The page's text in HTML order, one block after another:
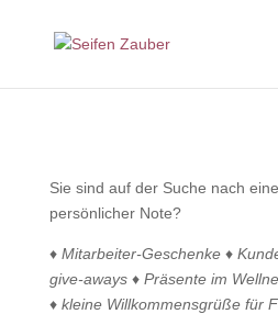
Sie sind auf der Suche nach
persönlicher Note?
♦ Mitarbeiter-Geschenke ♦
give-aways ♦ Präsente im
♦ kleine Willkommensgrüße für